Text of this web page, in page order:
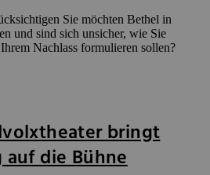
Sie möchten Bethel in
und sind sich unsicher, wie Sie
Nachlass formulieren sollen?
bringt
auf die Bühne